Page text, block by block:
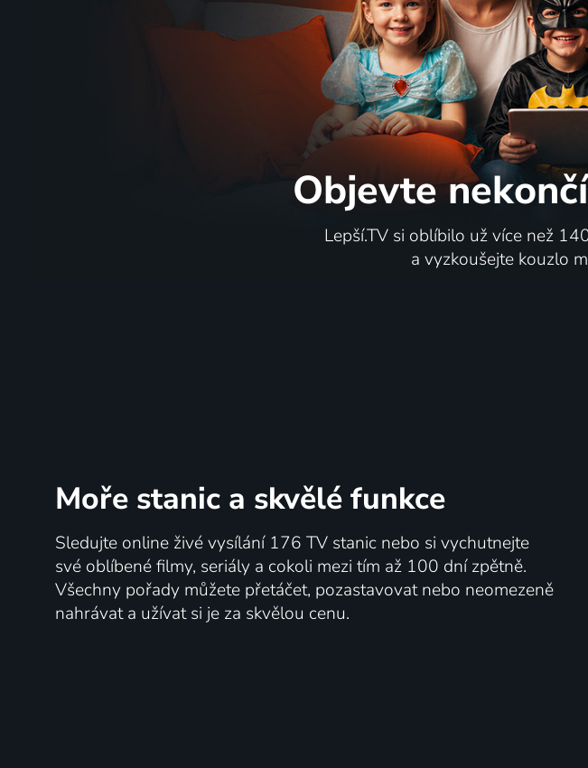
Objevte
Lepší.TV si oblíbilo už více než
a vyzkoušejte kouzlo
Moře stanic a skvělé funkce
Sledujte online živé vysílání 176 TV stanic nebo si vychutnejte
své oblíbené filmy, seriály a cokoli mezi tím až 100 dní zpětně.
Všechny pořady můžete přetáčet, pozastavovat nebo neomezeně
nahrávat a užívat si je za skvělou cenu.